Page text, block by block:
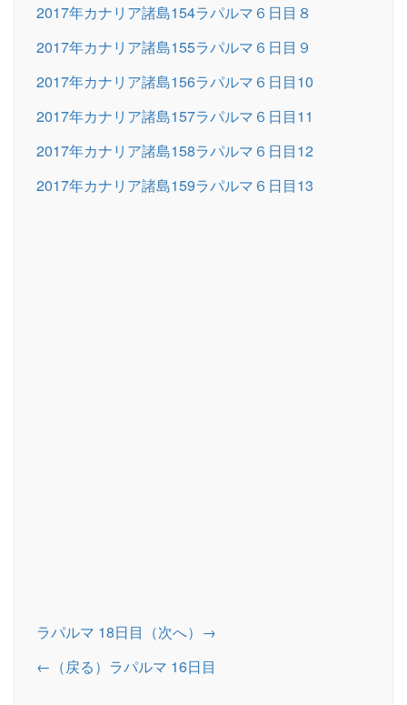
2017年カナリア諸島154ラパルマ６日目８
2017年カナリア諸島155ラパルマ６日目９
2017年カナリア諸島156ラパルマ６日目10
2017年カナリア諸島157ラパルマ６日目11
2017年カナリア諸島158ラパルマ６日目12
2017年カナリア諸島159ラパルマ６日目13
ラパルマ 18日目（次へ）→
←（戻る）ラパルマ 16日目